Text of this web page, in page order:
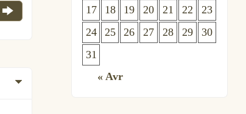
« Avr
17
18 19 20 21 22
23
24
25 26 27 28 29
30
31